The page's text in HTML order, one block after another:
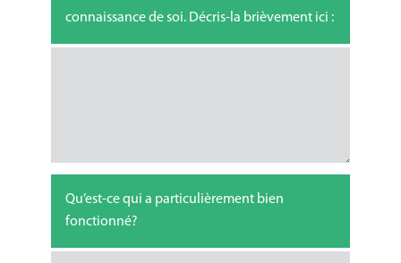
connaissance de soi. Décris-la brièvement ici :
Qu’est-ce qui a particulièrement bien
fonctionné?